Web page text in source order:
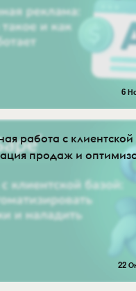
6
работа с клиентской
продаж и
22